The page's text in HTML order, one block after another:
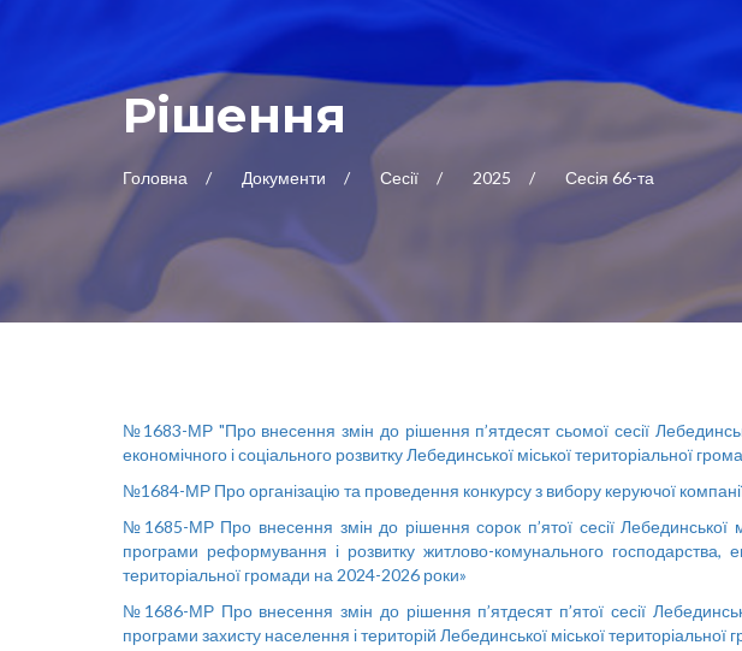
Рішення
Головна Документи Сесії 2025 Сесія 66-та
№1683-МР "Про внесення змін до рішення п’ятдесят сьомої сесії
економічного і соціального розвитку Лебединської міської територіальної
№1684-МР Про організацію та проведення конкурсу з вибору керуючої
№1685-МР Про внесення змін до рішення сорок п’ятої сесії
програми реформування і розвитку житлово-комунального
територіальної громади на 2024-2026 роки»
№1686-МР Про внесення змін до рішення п’ятдесят п’ятої сесії
програми захисту населення і територій Лебединської міської